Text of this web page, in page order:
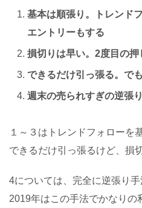
基本は順張り。トレンド
エントリーもする
損切りは早い。2度目の押
できるだけ引っ張る。で
週末の売られすぎの逆張り
１～３はトレンドフォローを
できるだけ引っ張るけど、損
4については、完全に逆張り手
2019年はこの手法でかなりの